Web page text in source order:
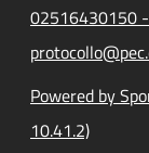
02516430150 -
Powered by
10.41.2)